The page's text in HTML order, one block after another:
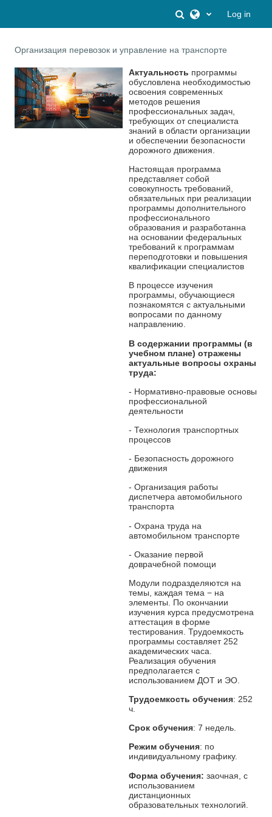
Toggle search
Log in
Организация перевозок и управление на транспорте
Актуальность программы
обусловлена необходимостью
освоения современных
методов решения
профессиональных задач,
требующих от специалиста
знаний в области организации
и обеспечении безопасности
дорожного движения.
Настоящая программа
представляет собой
совокупность требований,
обязательных при реализации
программы дополнительного
профессионального
образования и разработанна
на основании федеральных
требований к программам
переподготовки и повышения
квалификации специалистов
В процессе изучения
программы, обучающиеся
познакомятся с актуальными
вопросами по данному
направлению.
В содержании программы (в
учебном плане) отражены
актуальные вопросы охраны
труда:
- Нормативно-правовые основы
профессиональной
деятельности
- Технология транспортных
процессов
- Безопасность дорожного
движения
- Организация работы
диспетчера автомобильного
транспорта
- Охрана труда на
автомобильном транспорте
- Оказание первой
доврачебной помощи
Модули подразделяются на
темы, каждая тема − на
элементы. По окончании
изучения курса предусмотрена
аттестация в форме
тестирования. Трудоемкость
программы составляет 252
академических часа.
Реализация обучения
предполагается с
использованием ДОТ и ЭО.
Трудоемкость обучения: 252
ч.
Срок обучения: 7 недель.
Режим обучения: по
индивидуальному графику.
Форма обучения:заочная, с
использованием
дистанционных
образовательных технологий.